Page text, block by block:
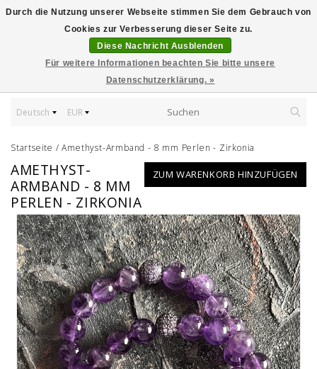
Deutsch EUR
Startseite /Amethyst-Armband - 8 mm Perlen - Zirkonia
ZUM WARENKORB HINZUFÜGEN
AMETHYST-
ARMBAND - 8 MM
PERLEN - ZIRKONIA
Durch die Nutzung unserer Webseite stimmen Sie dem Gebrauch von
Cookies zur Verbesserung dieser Seite zu.
Diese Nachricht Ausblenden
Für weitere Informationen beachten Sie bitte unsere
Datenschutzerklärung. »